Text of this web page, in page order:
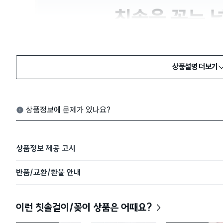
상품설명 더보기
상품정보에 문제가 있나요?
상품정보 제공 고시
반품/교환/환불 안내
이런 칫솔걸이/꽂이 상품은 어때요?